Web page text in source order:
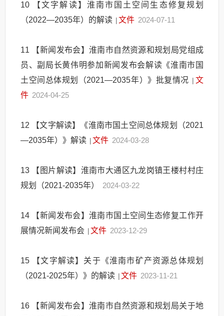
10
【文字解读】淮南市国土空间生态修复规划
（2022—2035年）的解读 |文件 2024-07-11
11
【新闻发布会】淮南市自然资源和规划局党组成
员、副局长黄伟明参加新闻发布会解读《淮南市国
土空间总体规划（2021—2035年）》批复情况 | 文
件 2024-04-25
12
【文字解读】《淮南市国土空间总体规划（2021
—2035年）》解读 |文件 2024-03-28
13
【图片解读】淮南市大通区九龙岗镇王楼村村庄
规划（2021-2035年）
2024-03-22
14
【新闻发布会】淮南市国土空间生态修复工作开
展情况新闻发布会 |文件 2023-12-29
15
【文字解读】关于《淮南市矿产资源总体规划
（2021-2025年）》的解读 |文件 2023-11-21
16
【新闻发布会】淮南市自然资源和规划局关于地